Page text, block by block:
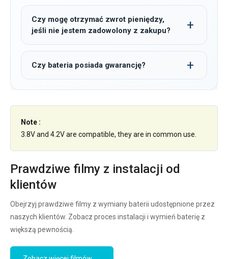
Czy mogę otrzymać zwrot pieniędzy,
jeśli nie jestem zadowolony z zakupu?
Czy bateria posiada gwarancję?
Note :
3.8V and 4.2V are compatible, they are in common use.
Prawdziwe filmy z instalacji od
klientów
Obejrzyj prawdziwe filmy z wymiany baterii udostępnione przez
naszych klientów. Zobacz proces instalacji i wymień baterię z
większą pewnością.